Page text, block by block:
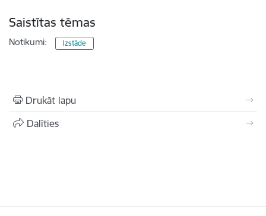
Saistītas tēmas
Notikumi: Izstāde
Drukāt lapu
Dalīties